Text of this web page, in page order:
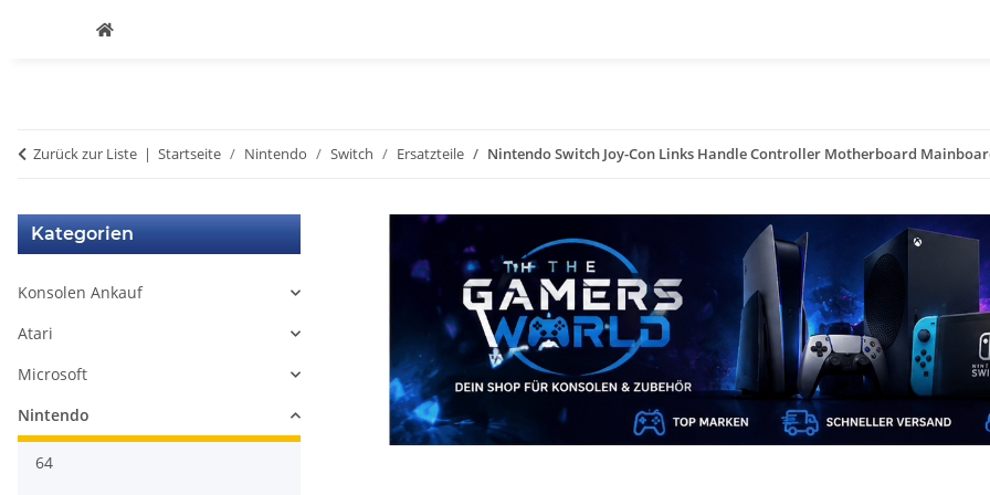
Zurück zur Liste Startseite Nintendo Switch Ersatzteile Nintendo Switch Joy-Con Links Handle Controller Motherboard
Kategorien
Konsolen Ankauf
Atari
Microsoft
Nintendo
64